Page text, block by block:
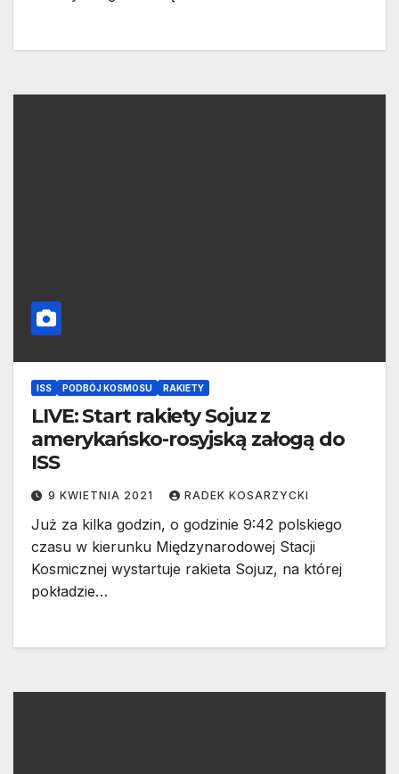
ISS PODBÓJ KOSMOSU RAKIETY
LIVE: Start rakiety Sojuz z
amerykańsko-rosyjską załogą do
ISS
9 KWIETNIA 2021 RADEK KOSARZYCKI
Już za kilka godzin, o godzinie 9:42 polskiego
czasu w kierunku Międzynarodowej Stacji
Kosmicznej wystartuje rakieta Sojuz, na której
pokładzie…